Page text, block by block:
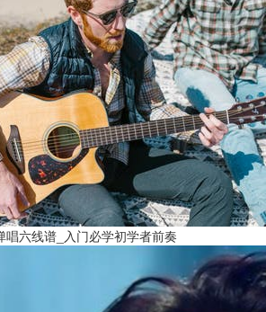
六线谱_入门必学初学者前奏